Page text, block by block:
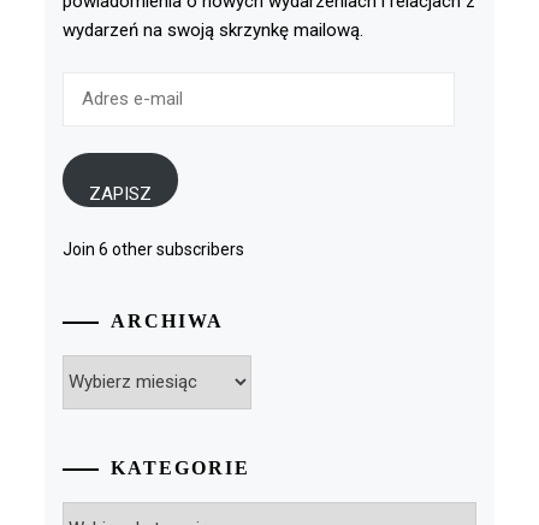
wydarzeń na swoją skrzynkę mailową.
ZAPISZ
Join 6 other subscribers
ARCHIWA
KATEGORIE